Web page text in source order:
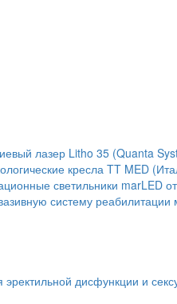
лазер Litho 35 (Quanta
кресла TT MED
светильники marLED
систему
дисфункции и